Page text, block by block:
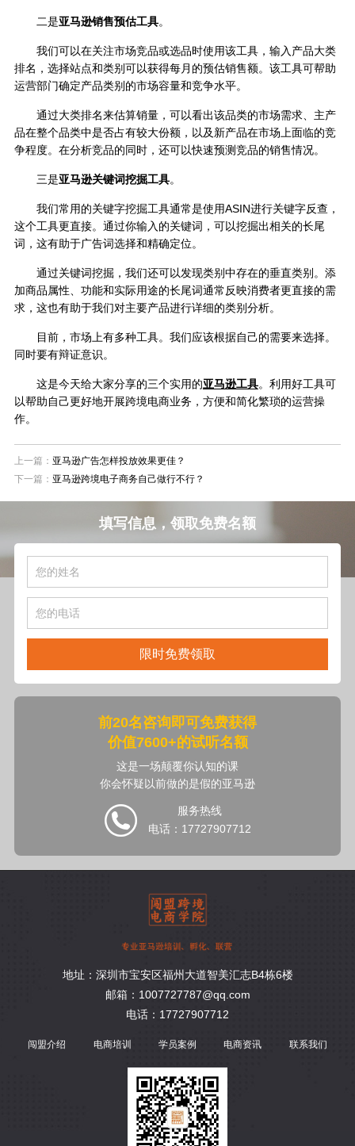
二是亚马逊销售预估工具。
我们可以在关注市场竞品或选品时使用该工具，输入产品大类
排名，选择站点和类别可以获得每月的预估销售额。该工具可帮助
运营部门确定产品类别的市场容量和竞争水平。
通过大类排名来估算销量，可以看出该品类的市场需求、主产
品在整个品类中是否占有较大份额，以及新产品在市场上面临的竞
争程度。在分析竞品的同时，还可以快速预测竞品的销售情况。
三是亚马逊关键词挖掘工具。
我们常用的关键字挖掘工具通常是使用ASIN进行关键字反查，
这个工具更直接。通过你输入的关键词，可以挖掘出相关的长尾
词，这有助于广告词选择和精确定位。
通过关键词挖掘，我们还可以发现类别中存在的垂直类别。添
加商品属性、功能和实际用途的长尾词通常反映消费者更直接的需
求，这也有助于我们对主要产品进行详细的类别分析。
目前，市场上有多种工具。我们应该根据自己的需要来选择。
同时要有辩证意识。
这是今天给大家分享的三个实用的亚马逊工具。利用好工具可
以帮助自己更好地开展跨境电商业务，方便和简化繁琐的运营操
作。
上一篇： 亚马逊广告怎样投放效果更佳？
下一篇： 亚马逊跨境电子商务自己做行不行？
填写信息，领取免费名额
限时免费领取
前20名咨询即可免费获得
价值7600+的试听名额
这是一场颠覆你认知的课
你会怀疑以前做的是假的亚马逊
服务热线
电话：17727907712
地址：深圳市宝安区福州大道智美汇志B4栋6楼
邮箱：1007727787@qq.com
电话：17727907712
闯盟介绍 电商培训 学员案例 电商资讯 联系我们